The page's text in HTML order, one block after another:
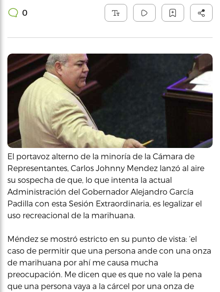
0
El portavoz alterno de la minoría de la Cámara de
Representantes, Carlos Johnny Mendez lanzó al aire
su sospecha de que, lo que intenta la actual
Administración del Gobernador Alejandro García
Padilla con esta Sesión Extraordinaria, es legalizar el
uso recreacional de la marihuana.
Méndez se mostró estricto en su punto de vista: ‘el
caso de permitir que una persona ande con una onza
de marihuana por ahí me causa mucha
preocupación. Me dicen que es que no vale la pena
que una persona vaya a la cárcel por una onza de